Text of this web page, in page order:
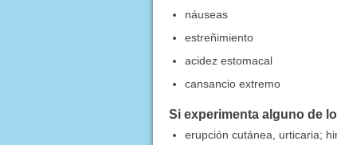
náuseas
estreñimiento
acidez estomacal
cansancio extremo
Si experimenta alguno de
erupción cutánea, urticaria;